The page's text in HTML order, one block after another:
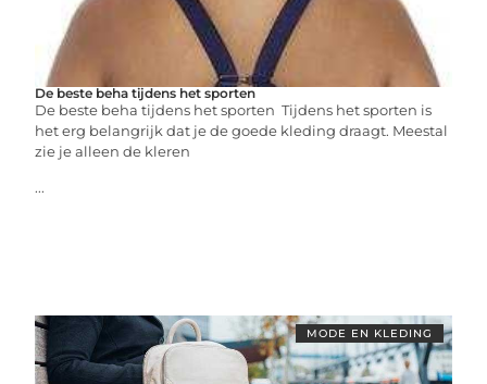
De beste beha tijdens het sporten
De beste beha tijdens het sporten Tijdens het sporten is
het erg belangrijk dat je de goede kleding draagt. Meestal
zie je alleen de kleren
...
MODE EN KLEDING